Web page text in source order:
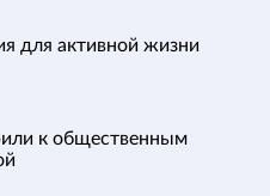
для активной жизни
к общественным